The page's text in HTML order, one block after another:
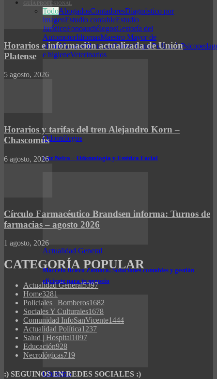
GUÍA PROFESIONAL
TodoAbogadosContadoresDiagnóstico por
imagenEstudio contableEstudio
JurídicoFonoaudiólogosGestoría del
AutomotorIdiomasMaestro Mayor de
obrasMasajesObstetrasOdontólogosPedicuría
e higieneVeterinarios
Odontólogos
Luz Neira – Odontología y Estética Facial
Actualidad General
Marcelo Bravo Zamora: Soluciones contables y gestión
eficiente para tu negocio
Obstetras
Horarios e información actualizada de Unión
Platense
5 agosto, 2026
Horarios y tarifas del tren Alejandro Korn –
Chascomús
6 agosto, 2026
Círculo Farmacéutico Brandsen informa: Turnos de
farmacias – agosto 2026
1 agosto, 2026
CATEGORÍA POPULAR
Actualidad General5397
Home3281
Policiales | Bomberos1682
Sociales Y Culturales1678
Comunidad InfoSanVicente1444
Actualidad Política1237
Salud | Hospital1097
Educación928
Necrológicas719
:) SEGUINOS EN REDES SOCIALES :)